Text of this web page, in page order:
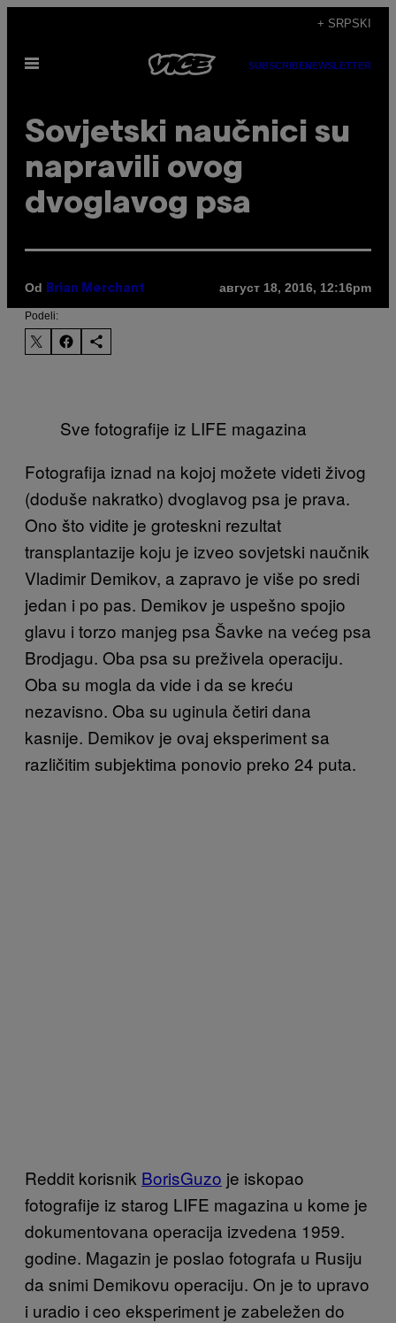
садржај
+ SRPSKI
Otvori
SUBSCRIBENEWSLETTER
​Sovjetski naučnici su
napravili ovog
dvoglavog psa
Od Brian Merchant август 18, 2016, 12:16pm
Podeli:
Sve fotografije iz LIFE magazina
Fotografija iznad na kojoj možete videti živog
(doduše nakratko) dvoglavog psa je prava.
Ono što vidite je groteskni rezultat
transplantazije koju je izveo sovjetski naučnik
Vladimir Demikov, a zapravo je više po sredi
jedan i po pas. Demikov je uspešno spojio
glavu i torzo manjeg psa Šavke na većeg psa
Brodjagu. Oba psa su preživela operaciju.
Oba su mogla da vide i da se kreću
nezavisno. Oba su uginula četiri dana
kasnije. Demikov je ovaj eksperiment sa
različitim subjektima ponovio preko 24 puta.
Reddit korisnik BorisGuzo je iskopao
fotografije iz starog LIFE magazina u kome je
dokumentovana operacija izvedena 1959.
godine. Magazin je poslao fotografa u Rusiju
da snimi Demikovu operaciju. On je to upravo
i uradio i ceo eksperiment je zabeležen do